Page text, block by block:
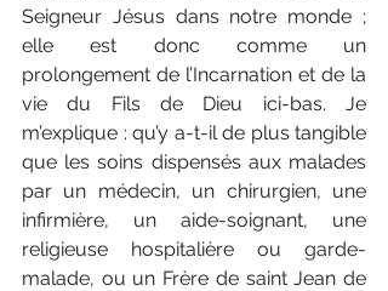
Seigneur Jésus dans notre monde ;
elle est donc comme un
prolongement de l’Incarnation et de la
vie du Fils de Dieu ici-bas. Je
m’explique : qu’y a-t-il de plus tangible
que les soins dispensés aux malades
par un médecin, un chirurgien, une
infirmière, un aide-soignant, une
religieuse hospitalière ou garde-
malade, ou un Frère de saint Jean de